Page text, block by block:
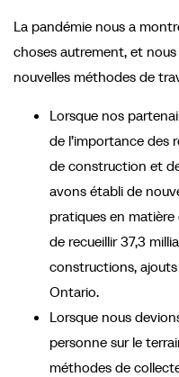
La pandémie nous a
choses autrement, et
nouvelles méthodes de
Lorsque nos
de l’importance des
de construction et
avons établi de
pratiques en
de recueillir 37,3
constructions,
Ontario.
Lorsque nous
personne sur le
méthodes de